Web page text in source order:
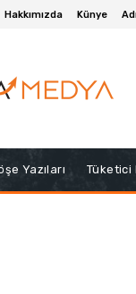
Hakkımızda Künye
Yazıları Tüketici